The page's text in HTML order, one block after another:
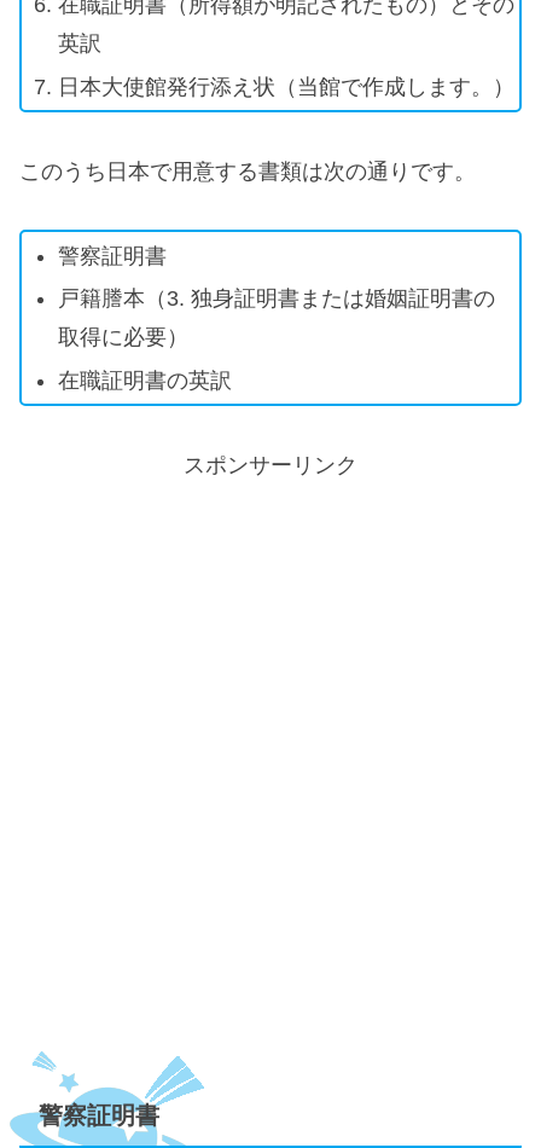
在職証明書（所得額が明記されたもの）とその
英訳
日本大使館発行添え状（当館で作成します。）
このうち日本で用意する書類は次の通りです。
警察証明書
戸籍謄本（3. 独身証明書または婚姻証明書の
取得に必要）
在職証明書の英訳
スポンサーリンク
警察証明書